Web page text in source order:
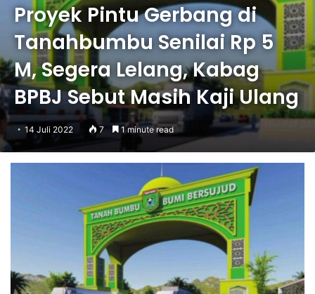
Proyek Pintu Gerbang di
Tanahbumbu Senilai Rp 5
M, Segera Lelang, Kabag
BPBJ Sebut Masih Kaji Ulang
14 Juli 2022 7 1 minute read